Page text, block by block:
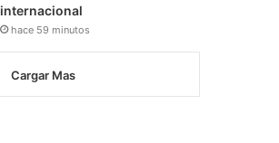
internacional
hace 59 minutos
Cargar Mas